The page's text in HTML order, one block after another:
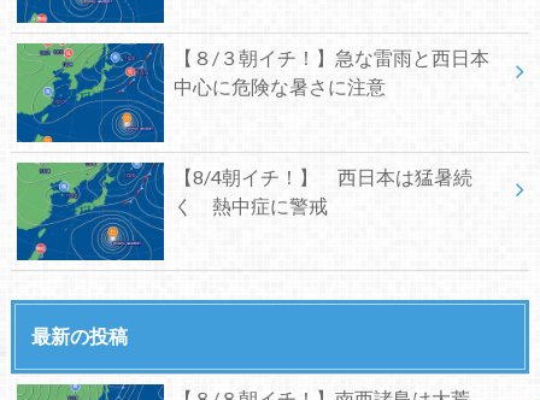
【８/３朝イチ！】急な雷雨と西日本
中心に危険な暑さに注意
【8/4朝イチ！】 西日本は猛暑続
く 熱中症に警戒
最新の投稿